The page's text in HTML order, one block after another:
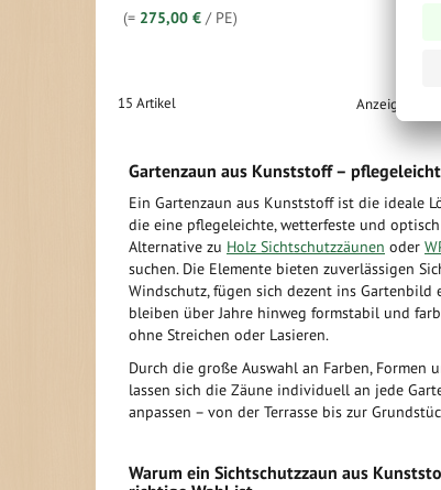
(= 275,00 € / PE)
15 Artikel Anzeigen
Gartenzaun aus Kunststoff –
Ein Gartenzaun aus Kunststoff ist die ideale
die eine pflegeleichte, wetterfeste und
Alternative zu Holz Sichtschutzzäunen oder
suchen. Die Elemente bieten zuverlässigen
Windschutz, fügen sich dezent ins Gartenbild
bleiben über Jahre hinweg formstabil und
ohne Streichen oder Lasieren.
Durch die große Auswahl an Farben, Formen
lassen sich die Zäune individuell an jede
anpassen – von der Terrasse bis zur
Warum ein Sichtschutzzaun aus